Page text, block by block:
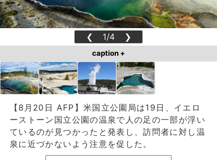
❮ 1/4 ❯
caption +
【8月20日 AFP】米国立公園局は19日、イエロ
ーストーン国立公園の温泉で人の足の一部が浮い
ているのが見つかったと発表し、訪問者に対し温
泉に近づかないよう注意を促した。